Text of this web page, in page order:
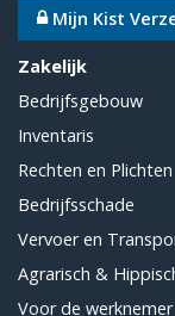
Mijn Kist
Zakelijk
Bedrijfsgebouw
Inventaris
Rechten en Plichten
Bedrijfsschade
Vervoer en
Agrarisch &
Voor de werknemer